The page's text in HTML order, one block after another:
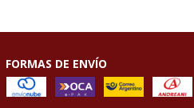
FORMAS DE ENVÍO